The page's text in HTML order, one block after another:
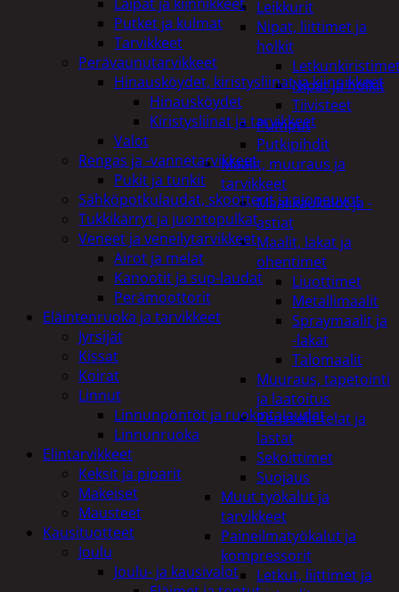
Leikkurit
Nipat, liittimet ja
holkit
Nipat ja holkit
Tiivisteet
Pumput
Putkipihdit
Maalit, muuraus ja
tarvikkeet
Maalikaukalot ja -
astiat
Maalit, lakat ja
ohentimet
Liuottimet
Metallimaalit
Spraymaalit ja
-lakat
Talomaalit
Muuraus, tapetointi
ja laatoitus
Pensselit telat ja
lastat
Sekoittimet
Suojaus
Muut työkalut ja
tarvikkeet
Paineilmatyökalut ja
kompressorit
Letkut, liittimet ja
Putket ja kulmat
Tarvikkeet
Perävaunutarvikkeet
Hinausköydet, kiristysliinat ja kiinnikkeet
Hinausköydet
Kiristysliinat ja tarvikkeet
Valot
Rengas ja -vannetarvikkeet
Pukit ja tunkit
Sähköpotkulaudat, skootterit ja ajoneuvot
Tukkikärryt ja juontopulkat
Veneet ja veneilytarvikkeet
Airot ja melat
Kanootit ja sup-laudat
Perämoottorit
Eläintenruoka ja tarvikkeet
Jyrsijät
Kissat
Koirat
Linnut
Linnunpöntöt ja ruokintalaudat
Linnunruoka
Elintarvikkeet
Keksit ja piparit
Makeiset
Mausteet
Kausituotteet
Joulu
Joulu- ja kausivalot